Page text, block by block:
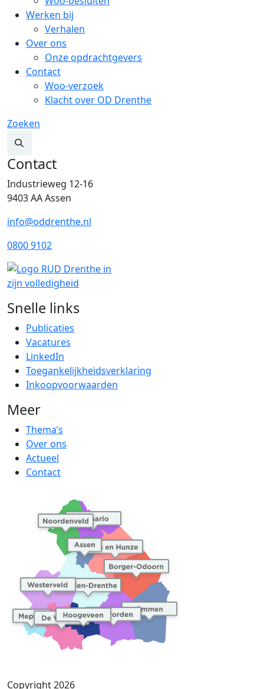
Werken bij
Verhalen
Over ons
Onze opdrachtgevers
Contact
Woo-verzoek
Klacht over OD Drenthe
Zoeken
Contact
Industrieweg 12-16
9403 AA Assen
info@oddrenthe.nl
0800 9102
Snelle links
Publicaties
Vacatures
LinkedIn
Toegankelijkheidsverklaring
Inkoopvoorwaarden
Meer
Thema’s
Over ons
Actueel
Contact
Copyright 2026